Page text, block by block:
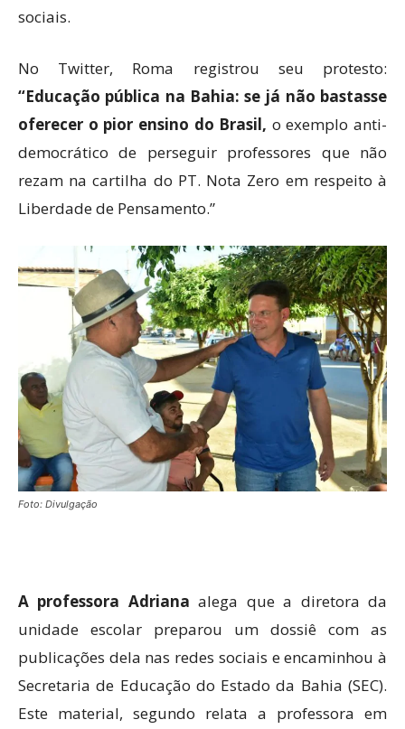
sociais.
No Twitter, Roma registrou seu protesto:
“Educação pública na Bahia: se já não bastasse
oferecer o pior ensino do Brasil, o exemplo anti-
democrático de perseguir professores que não
rezam na cartilha do PT. Nota Zero em respeito à
Liberdade de Pensamento.”
Foto: Divulgação
A professora Adriana alega que a diretora da
unidade escolar preparou um dossiê com as
publicações dela nas redes sociais e encaminhou à
Secretaria de Educação do Estado da Bahia (SEC).
Este material, segundo relata a professora em